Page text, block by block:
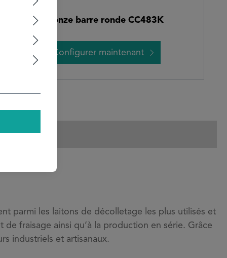
bronze barre ronde CC483K
Configurer maintenant
parmi les laitons de décolletage les plus utilisés et
fraisage ainsi qu’à la production en série. Grâce
industriels et artisanaux.